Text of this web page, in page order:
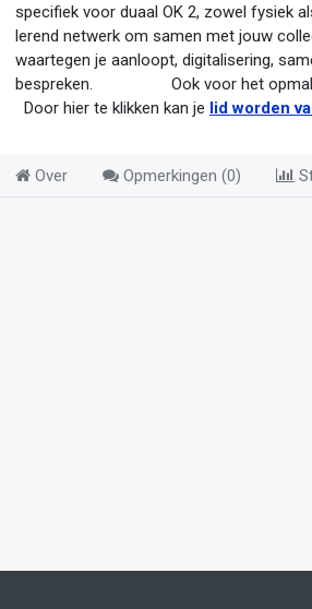
specifiek voor duaal OK 2,
lerend netwerk om samen met jouw
waartegen je aanloopt, digitalisering,
bespreken. Ook voor het
Door hier te klikken kan je lid worden
Over Opmerkingen (0)